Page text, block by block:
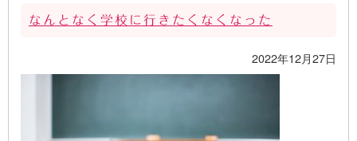
なんとなく学校に行きたくなくなった
2022年12月27日